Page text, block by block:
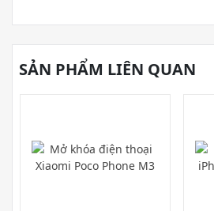
SẢN PHẨM LIÊN QUAN